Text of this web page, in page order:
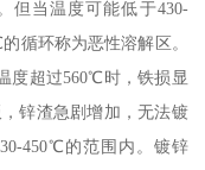
但当温度可能低于430-
循环称为恶性溶解区。
度超过560℃时，铁损显
锌渣急剧增加，无法镀
450℃的范围内。镀锌